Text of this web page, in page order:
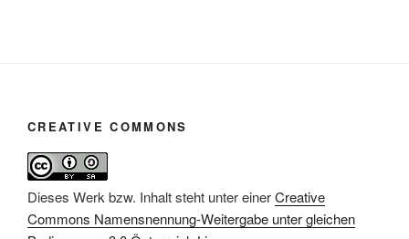
CREATIVE COMMONS
Dieses Werk bzw. Inhalt steht unter einerCreative
Commons Namensnennung-Weitergabe unter gleichen